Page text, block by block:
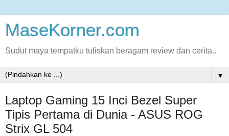
MaseKorner.com
Sudut maya tempatku tuliskan beragam review dan cerita..
▼
Laptop Gaming 15 Inci Bezel Super
Tipis Pertama di Dunia - ASUS ROG
Strix GL 504